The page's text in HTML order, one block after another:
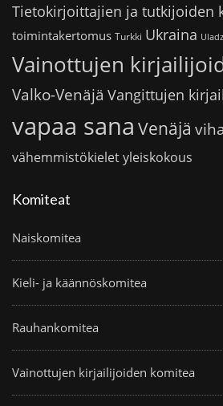
Tietokirjoittajien ja tutkijoiden
toimintakertomus Turkki Ukraina
Vainottujen
Valko-Venäjä Vangittujen
vapaa sana Venäjä
vähemmistökieletyleiskokous
Komiteat
Naiskomitea
Kieli- ja käännöskomitea
Rauhankomitea
Vainottujen kirjailijoiden komitea